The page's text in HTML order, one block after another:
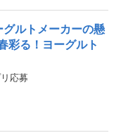
ルトメーカーの懸
彩る！ヨーグルト
応募